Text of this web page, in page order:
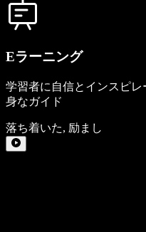
Eラーニング
学習者に自信とインスピ
身なガイド
落ち着いた, 励まし